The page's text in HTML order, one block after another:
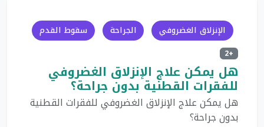
الإنزلاق الغضروفي الجراحة سقوط القدم
+2
هل يمكن علاج الإنزلاق الغضروفي
للفقرات القطنية بدون جراحة؟
هل يمكن علاج الإنزلاق الغضروفي للفقرات القطنية
بدون جراحة؟